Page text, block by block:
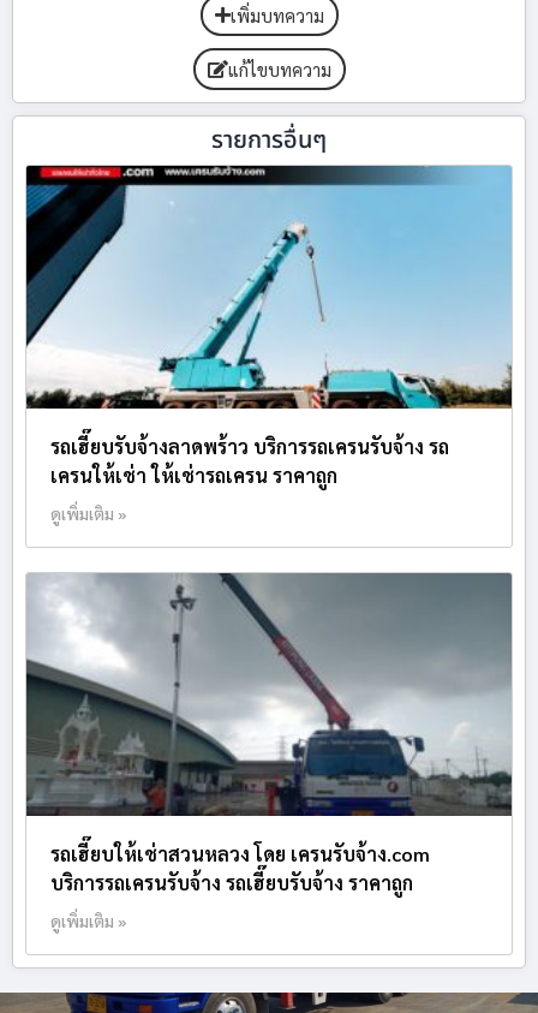
เพิ่มบทความ
แก้ไขบทความ
รายการอื่นๆ
รถเฮี๊ยบรับจ้างลาดพร้าว บริการรถเครนรับจ้าง รถ
เครนให้เช่า ให้เช่ารถเครน ราคาถูก
ดูเพิ่มเติม »
รถเฮี๊ยบให้เช่าสวนหลวง โดย เครนรับจ้าง.com
บริการรถเครนรับจ้าง รถเฮี๊ยบรับจ้าง ราคาถูก
ดูเพิ่มเติม »